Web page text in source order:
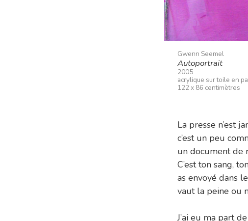
Gwenn Seemel
Autoportrait
2005
acrylique sur toile en
122 x 86 centimètres
La presse n’est
c’est un peu
un document de
C’est ton sang,
as envoyé dans
vaut la peine ou
J’ai eu ma part